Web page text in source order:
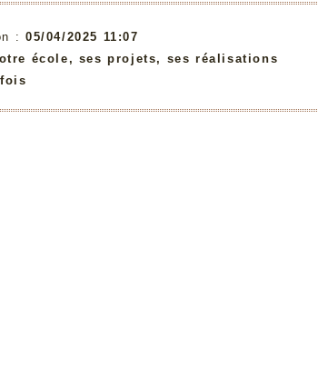
: 05/04/2025 11:07
école, ses projets, ses réalisations